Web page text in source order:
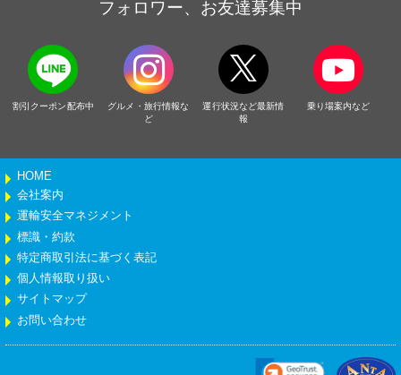
フォロワー、お友達募集中
割引クーポン配布中
グルメ・旅行情報な
ど
運行状況など最新情
報
乗り場案内など
HOME
会社案内
運輸安全マネジメント
標識・約款
特定商取引法に基づく表記
個人情報取り扱い
サイトマップ
お問い合わせ